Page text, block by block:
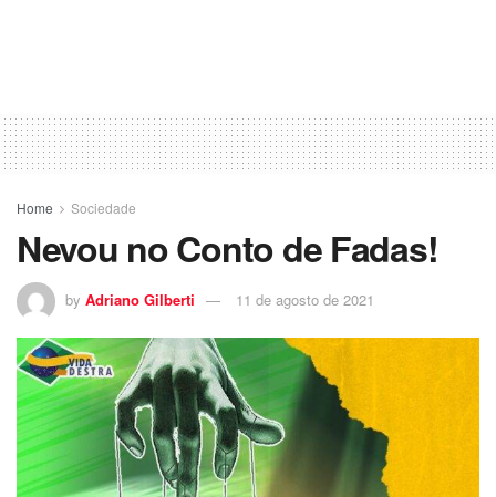
Home Sociedade
Nevou no Conto de Fadas!
by Adriano Gilberti 11 de agosto de 2021